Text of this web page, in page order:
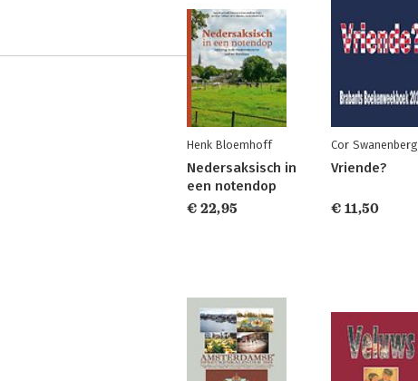
Henk Bloemhoff
Nedersaksisch in
een notendop
€ 22,95
Cor Swanenberg
Vriende?
€ 11,50